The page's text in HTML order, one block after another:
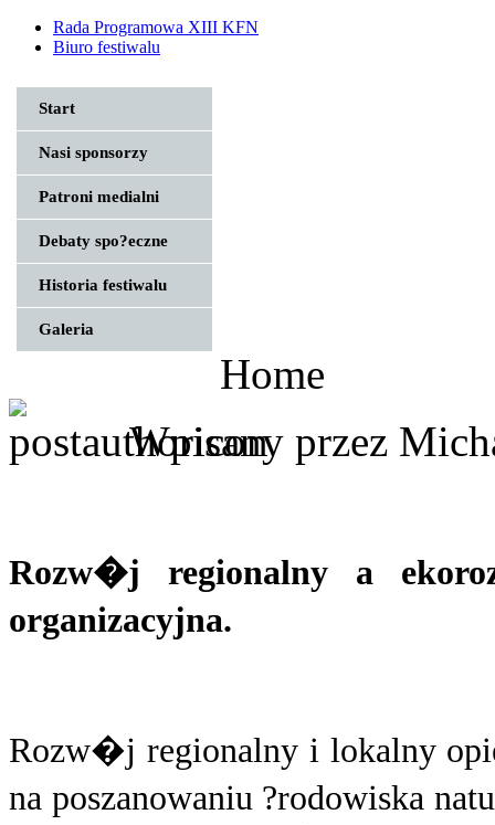
Rada Programowa XIII KFN
Biuro festiwalu
Start
Nasi sponsorzy
Patroni medialni
Debaty spo?eczne
Historia festiwalu
Galeria
Home
Wpisany przez
Rozw�j regionalny a
organizacyjna.
Rozw�j regionalny i lokalny
na poszanowaniu ?rodowiska